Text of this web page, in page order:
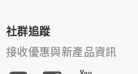
社群追蹤
接收優惠與新產品資訊